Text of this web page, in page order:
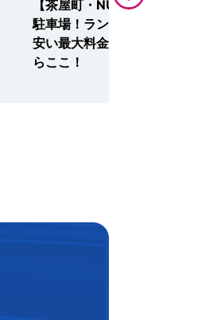
【茶屋町・NU茶屋町】厳選
駐車場！ランチ・イベントで
安い最大料金・予約・無料な
らここ！